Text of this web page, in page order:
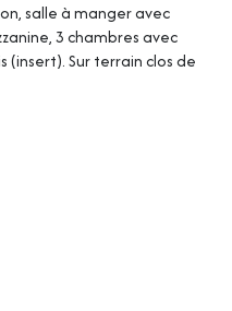
salle à manger avec
3 chambres avec
Sur terrain clos de